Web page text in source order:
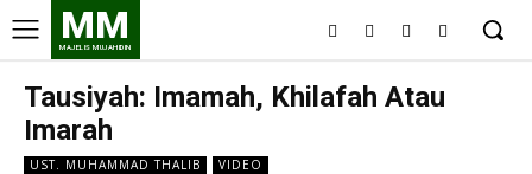
MM
MAJELIS MUJAHIDIN
Tausiyah: Imamah, Khilafah Atau
Imarah
UST. MUHAMMAD THALIB VIDEO